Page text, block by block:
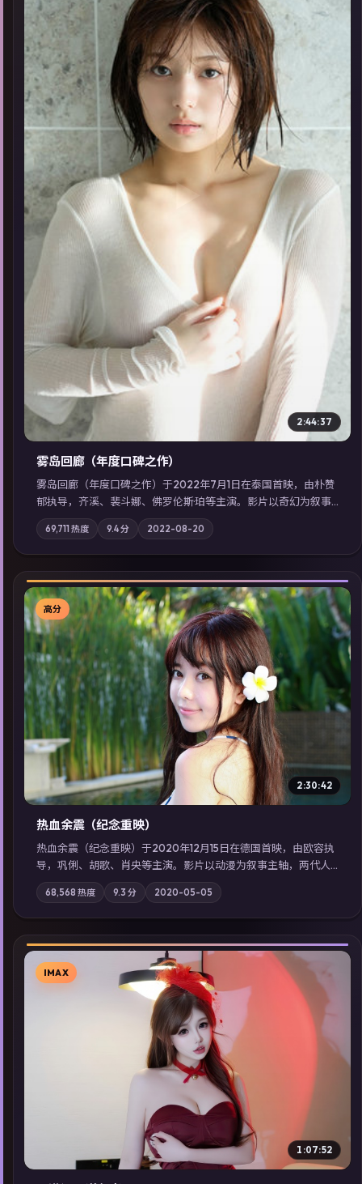
▶
2:44:37
雾岛回廊（年度口碑之作）
雾岛回廊（年度口碑之作）于2022年7月1日在泰国首映，由朴赞
郁执导，齐溪、裴斗娜、佛罗伦斯·珀等主演。影片以奇幻为叙事
主轴，边境小镇的平静被一封匿名信彻底打破；摄影与配乐强化
地域气质；站内亦可通过「国产免费观看高清电视剧在线看」延
展检索同类型高分佳作，畅享高清在线追剧体验。
69,711 热度 9.4分 2022-08-20
▶
高分
2:30:42
热血余震（纪念重映）
热血余震（纪念重映）于2020年12月15日在德国首映，由欧容执
导，巩俐、胡歌、肖央等主演。影片以动漫为叙事主轴，两代人
的执念在暴风雨夜正面相撞；摄影与配乐强化地域气质；站内亦
可通过「国产免费观看高清电视剧在线看」延展检索同类型高分
佳作，畅享高清在线追剧体验。
68,568 热度 9.3 分 2020-05-05
▶
IMAX
1:07:52